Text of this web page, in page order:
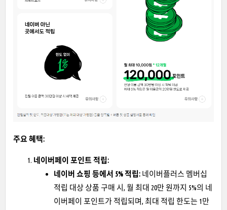
주요 혜택:
네이버페이 포인트 적립:
네이버 쇼핑 등에서 5% 적립: 네이버플러스 멤버십
적립 대상 상품 구매 시, 월 최대 20만 원까지 5%의 네
이버페이 포인트가 적립되며, 최대 적립 한도는 1만